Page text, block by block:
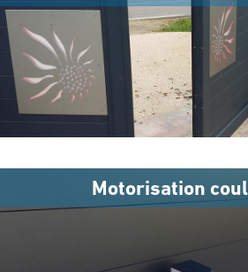
Motorisation